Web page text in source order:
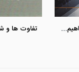
حقوق رمزدارایی ها جلد اول «مبانی،مفاهیم پایه و مطالعه تطبیقی بند های مقدماتی قانون بازار رمزدارایی های اتحادیه اروپا (میکا) با مقررات ایران»